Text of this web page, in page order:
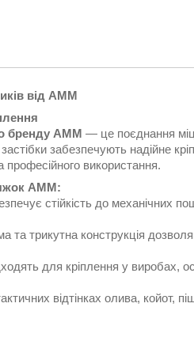
від AMM
бренду AMM — це поєднання
застібки забезпечують надійне
професійного використання.
AMM:
стійкість до механічних
та трикутна конструкція
для кріплення у
відтінках олива, койот,